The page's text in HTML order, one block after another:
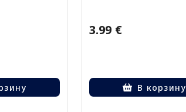
3.99 €
В корзину